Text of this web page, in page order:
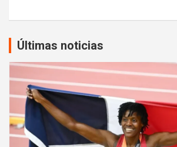
Últimas noticias